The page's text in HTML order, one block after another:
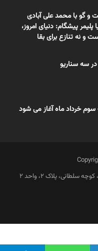
گو با محمد علی آبادی
پلیمر پیشگام: دنیای امروز،
و نه تنازع برای بقا
سوم خرداد ماه آغاز می شود
سلطانی، پلاک 2، واحد 2